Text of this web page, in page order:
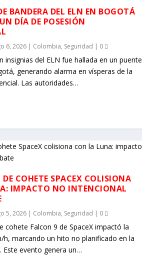
BANDERA DEL ELN EN BOGOTÁ
DÍA DE POSESIÓN
6, 2026 | Colombia, Seguridad | 0
insignias del ELN fue hallada en un puente
generando alarma en vísperas de la
Las autoridades…
COHETE SPACEX COLISIONA
IMPACTO NO INTENCIONAL
5, 2026 | Colombia, Seguridad | 0
cohete Falcon 9 de SpaceX impactó la
h, marcando un hito no planificado en la
Este evento genera un…